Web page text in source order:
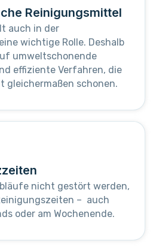
Reinigungsmittel
auch in der
wichtige Rolle. Deshalb
umweltschonende
effiziente Verfahren, die
gleichermaßen schonen.
nicht gestört werden,
– auch
oder am Wochenende.